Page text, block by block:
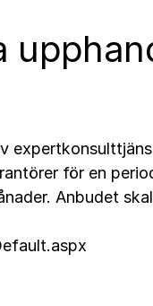
för en
Anbudet